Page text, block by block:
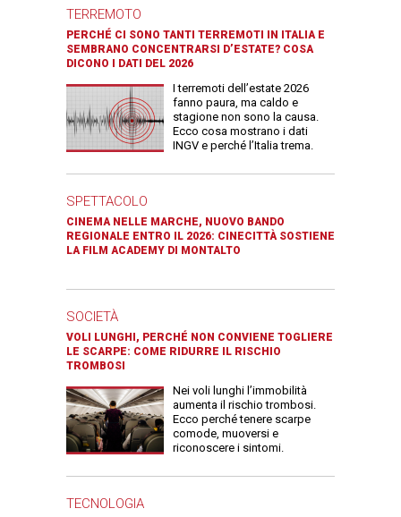
TERREMOTO
PERCHÉ CI SONO TANTI TERREMOTI IN ITALIA E
SEMBRANO CONCENTRARSI D’ESTATE? COSA
DICONO I DATI DEL 2026
I terremoti dell’estate 2026
fanno paura, ma caldo e
stagione non sono la causa.
Ecco cosa mostrano i dati
INGV e perché l’Italia trema.
SPETTACOLO
CINEMA NELLE MARCHE, NUOVO BANDO
REGIONALE ENTRO IL 2026: CINECITTÀ SOSTIENE
LA FILM ACADEMY DI MONTALTO
SOCIETÀ
VOLI LUNGHI, PERCHÉ NON CONVIENE TOGLIERE
LE SCARPE: COME RIDURRE IL RISCHIO
TROMBOSI
Nei voli lunghi l’immobilità
aumenta il rischio trombosi.
Ecco perché tenere scarpe
comode, muoversi e
riconoscere i sintomi.
TECNOLOGIA